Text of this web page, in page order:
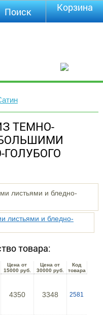
ТЕМНО-
товара:
Цена от
15000 руб.
Цена от
30000 руб.
Код
товара
4350 3348 2581
Поиск Корзина